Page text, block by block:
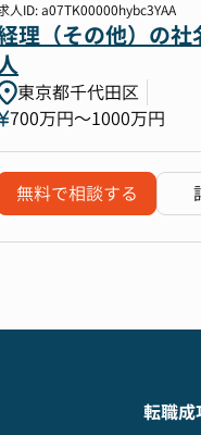
人ID: a07TK00000hybc3YAA
理（その他）の社
東京都千代田区
700万円〜1000万円
無料で相談する
転職成